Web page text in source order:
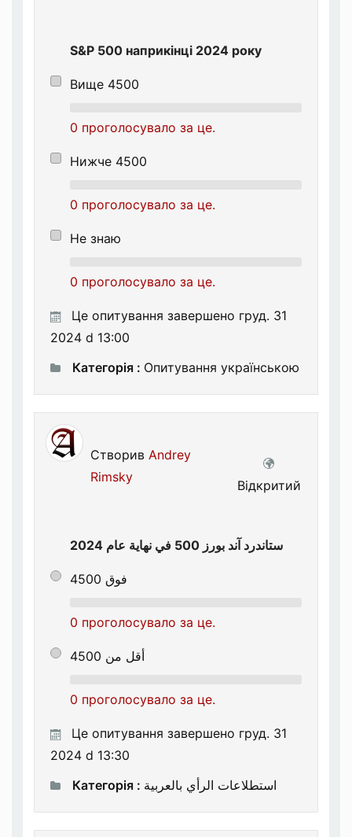
S&P 500 наприкінці 2024 року
Вище 4500
0 проголосувало за це.
Нижче 4500
0 проголосувало за це.
Не знаю
0 проголосувало за це.
Це опитування завершено груд. 31
2024 d 13:00
Категорія : Опитування українською
Створив Andrey
Rimsky
Відкритий
ستاندرد آند بورز 500 في نهاية عام 2024
فوق 4500
0 проголосувало за це.
أقل من 4500
0 проголосувало за це.
Це опитування завершено груд. 31
2024 d 13:30
Категорія : استطلاعات الرأي بالعربية